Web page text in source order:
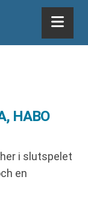
HABO
i slutspelet
en